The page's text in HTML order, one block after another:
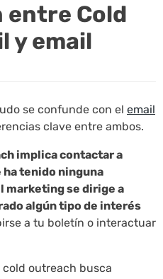
entre Cold
y email
se confunde con el email
clave entre ambos.
implica contactar a
ha tenido ninguna
marketing se dirige a
algún tipo de interés
a tu boletín o interactuar
cold outreach busca